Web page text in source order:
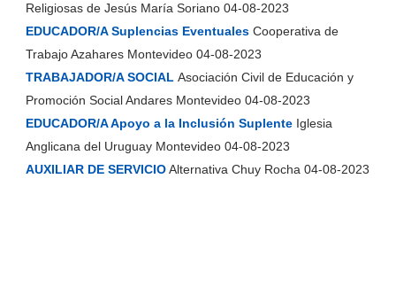
Religiosas de Jesús María Soriano 04-08-2023
EDUCADOR/A Suplencias Eventuales Cooperativa de
Trabajo Azahares Montevideo 04-08-2023
TRABAJADOR/A SOCIAL Asociación Civil de Educación y
Promoción Social Andares Montevideo 04-08-2023
EDUCADOR/A Apoyo a la Inclusión SuplenteIglesia
Anglicana del Uruguay Montevideo 04-08-2023
AUXILIAR DE SERVICIOAlternativa Chuy Rocha 04-08-2023